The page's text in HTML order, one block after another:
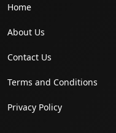
Home
About Us
Contact Us
Terms and Conditions
Privacy Policy